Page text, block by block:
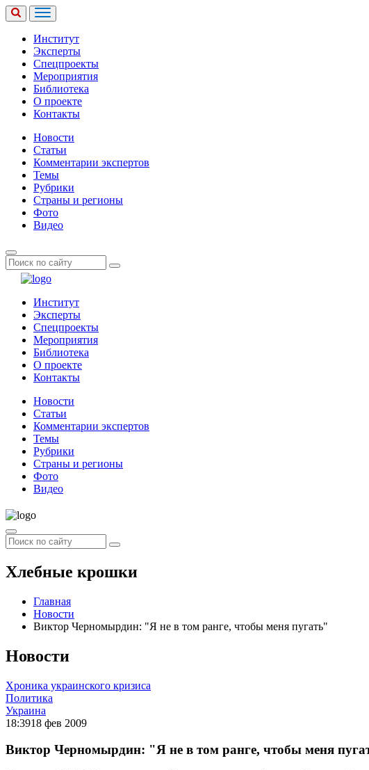
Институт
Эксперты
Спецпроекты
Мероприятия
Библиотека
О проекте
Контакты
Новости
Статьи
Комментарии экспертов
Темы
Рубрики
Страны и регионы
Фото
Видео
Институт
Эксперты
Спецпроекты
Мероприятия
Библиотека
О проекте
Контакты
Новости
Статьи
Комментарии экспертов
Темы
Рубрики
Страны и регионы
Фото
Видео
Хлебные крошки
Главная
Новости
Виктор Черномырдин: "Я не в том ранге, чтобы меня пугать"
Новости
Хроника украинского кризиса
Политика
Украина
18:3918 фев 2009
Виктор Черномырдин: "Я не в том ранге, чтобы меня